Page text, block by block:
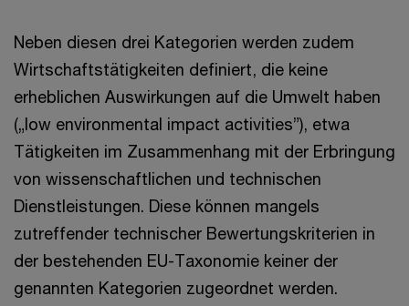
Neben diesen drei Kategorien werden zudem
Wirtschaftstätigkeiten definiert, die keine
erheblichen Auswirkungen auf die Umwelt haben
(„low environmental impact activities”), etwa
Tätigkeiten im Zusammenhang mit der Erbringung
von wissenschaftlichen und technischen
Dienstleistungen. Diese können mangels
zutreffender technischer Bewertungskriterien in
der bestehenden EU-Taxonomie keiner der
genannten Kategorien zugeordnet werden.